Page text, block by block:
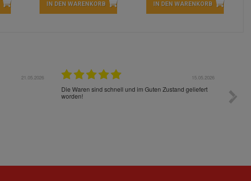
IN DEN WARENKORB IN DEN WARENKORB
21.05.2026 15.05.2026
Die Waren sind schnell und im Guten Zustand geliefert
worden!